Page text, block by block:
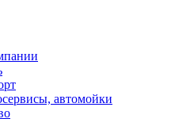
автомойки